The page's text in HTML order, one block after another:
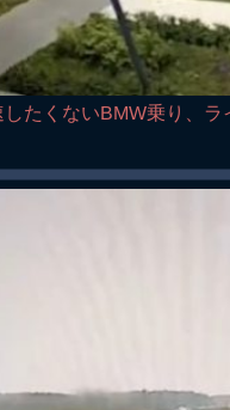
たくないBMW乗り、